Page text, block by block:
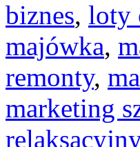
biznes, loty
majówka,
remonty,
marketing
relaksacyjny